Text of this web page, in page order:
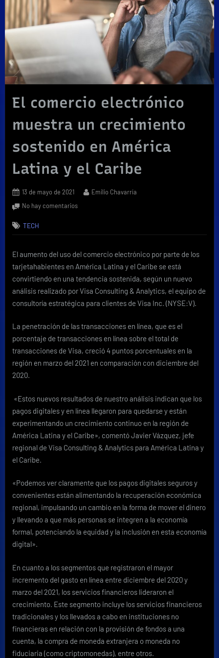
El comercio electrónico
muestra un crecimiento
sostenido en América
Latina y el Caribe
Posted
on
13 de mayo de 2021 By
Emilio Chavarría
No hay comentariosen
electrónico
un
crecimiento
sostenido
en
Latina
el
Caribe
TECH
El aumento del uso del comercio electrónico por parte de los
tarjetahabientes en América Latina y el Caribe se está
convirtiendo en una tendencia sostenida, según un nuevo
análisis realizado por Visa Consulting & Analytics, el equipo de
consultoría estratégica para clientes de Visa Inc. (NYSE:V).
La penetración de las transacciones en línea, que es el
porcentaje de transacciones en línea sobre el total de
transacciones de Visa, creció 4 puntos porcentuales en la
región en marzo del 2021 en comparación con diciembre del
2020.
«Estos nuevos resultados de nuestro análisis indican que los
pagos digitales y en línea llegaron para quedarse y están
experimentando un crecimiento continuo en la región de
América Latina y el Caribe», comentó Javier Vázquez, jefe
regional de Visa Consulting & Analytics para América Latina y
el Caribe.
«Podemos ver claramente que los pagos digitales seguros y
convenientes están alimentando la recuperación económica
regional, impulsando un cambio en la forma de mover el dinero
y llevando a que más personas se integren a la economía
formal, potenciando la equidad y la inclusión en esta economía
digital».
En cuanto a los segmentos que registraron el mayor
incremento del gasto en línea entre diciembre del 2020 y
marzo del 2021, los servicios financieros lideraron el
crecimiento. Este segmento incluye los servicios financieros
tradicionales y los llevados a cabo en instituciones no
financieras en relación con la provisión de fondos a una
cuenta, la compra de moneda extranjera o moneda no
fiduciaria (como criptomonedas), entre otros.